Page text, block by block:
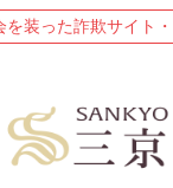
装った詐欺サイト